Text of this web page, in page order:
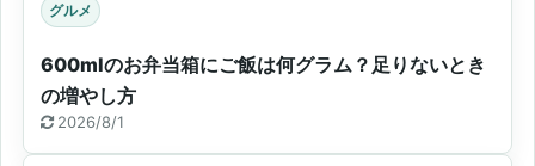
グルメ
600mlのお弁当箱にご飯は何グラム？足りないとき
の増やし方
2026/8/1